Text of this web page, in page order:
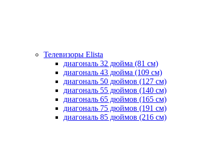
Телевизоры Elista
диагональ 32 дюйма (81 см)
диагональ 43 дюйма (109 см)
диагональ 50 дюймов (127 см)
диагональ 55 дюймов (140 cм)
диагональ 65 дюймов (165 cм)
диагональ 75 дюймов (191 см)
диагональ 85 дюймов (216 см)